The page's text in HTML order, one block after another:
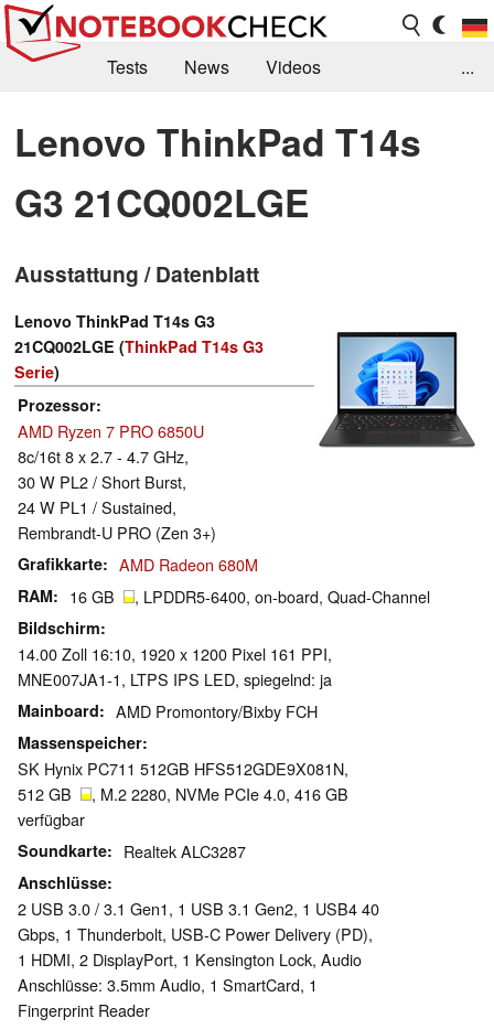
Tests News
Videos
Kaufberatung
Deals Suche
Jobs
Forum
...
Lenovo ThinkPad T14s
G3 21CQ002LGE
Ausstattung / Datenblatt
Lenovo ThinkPad T14s G3
21CQ002LGE (ThinkPad T14s G3
Serie)
Prozessor
AMD Ryzen 7 PRO 6850U
8c/16t 8 x 2.7 - 4.7 GHz,
30 W PL2 / Short Burst,
24 W PL1 / Sustained,
Rembrandt-U PRO (Zen 3+)
Grafikkarte AMD Radeon 680M
RAM 16 GB , LPDDR5-6400, on-board, Quad-Channel
Bildschirm
14.00 Zoll 16:10, 1920 x 1200 Pixel 161 PPI,
MNE007JA1-1, LTPS IPS LED, spiegelnd: ja
Mainboard AMD Promontory/Bixby FCH
Massenspeicher
SK Hynix PC711 512GB HFS512GDE9X081N,
512 GB
, M.2 2280, NVMe PCIe 4.0, 416 GB
verfügbar
Soundkarte Realtek ALC3287
Anschlüsse
2 USB 3.0 / 3.1 Gen1, 1 USB 3.1 Gen2, 1 USB4 40
Gbps, 1 Thunderbolt, USB-C Power Delivery (PD),
1 HDMI, 2 DisplayPort, 1 Kensington Lock, Audio
Anschlüsse: 3.5mm Audio, 1 SmartCard, 1
Fingerprint Reader